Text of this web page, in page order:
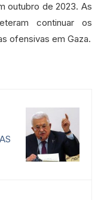
outubro de 2023. As
continuar os
ofensivas em Gaza.